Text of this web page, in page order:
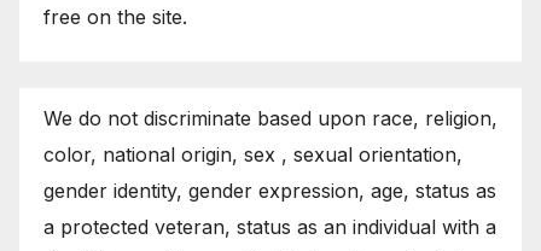
free on the site.
We do not discriminate based upon race, religion,
color, national origin, sex , sexual orientation,
gender identity, gender expression, age, status as
a protected veteran, status as an individual with a